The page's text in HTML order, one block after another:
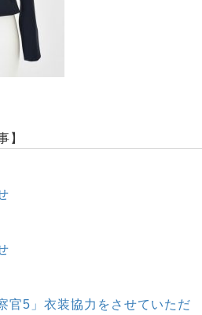
】
官5」衣装協力をさせていただ